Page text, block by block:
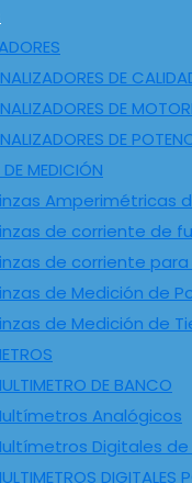
DE
DE
DE
MEDICIÓN
Amperimétricas
de corriente de
de corriente
de Medición de
de Medición de
DE BANCO
Analógicos
Digitales de
DIGITALES